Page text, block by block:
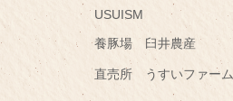
USUISM
養豚場 臼井農産
直売所 うすいファーム